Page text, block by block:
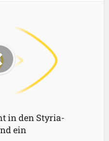
in den Styria-
ein